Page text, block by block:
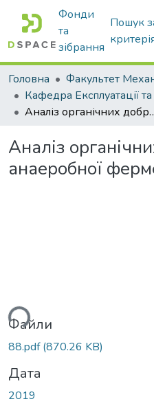
Фонди
та
зібрання
Пошук
Головна
Аналіз органічних
Аналіз
анаеробної
Файли
88.pdf(870.26 KB)
Дата
2019